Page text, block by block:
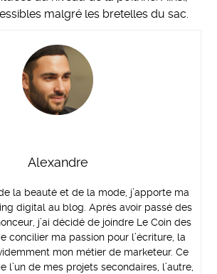
malgré les bretelles du sac.
Alexandre
la beauté et de la mode, j’apporte ma
digital au blog. Après avoir passé des
j’ai décidé de joindre Le Coin des
concilier ma passion pour l’écriture, la
mon métier de marketeur. Ce
l’un de mes projets secondaires, l’autre,